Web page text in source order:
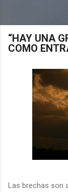
“HAY UNA
COMO
Las brechas son